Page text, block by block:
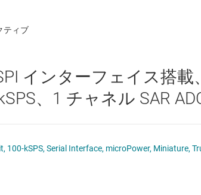
クロ波
フェイス
ィオ、ハプティクス、およびピエゾ モ
Other data converters
デジタル ポテンショメータ (デジ
インターフェイス搭載
、1 チャネル SAR
100-kSPS, Serial Interface, microPower, Miniature,